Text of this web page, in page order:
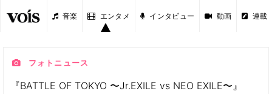
音楽 エンタメ インタビュー 動画 連載
フォトニュース
『BATTLE OF TOKYO 〜Jr.EXILE vs NEO EXILE〜』